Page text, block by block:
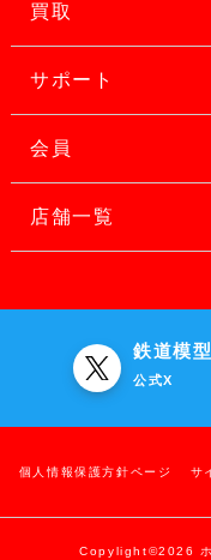
買取
サポート
会員
店舗一覧
鉄道模型
公式X
個人情報保護方針ページ サ
Copylight©2026